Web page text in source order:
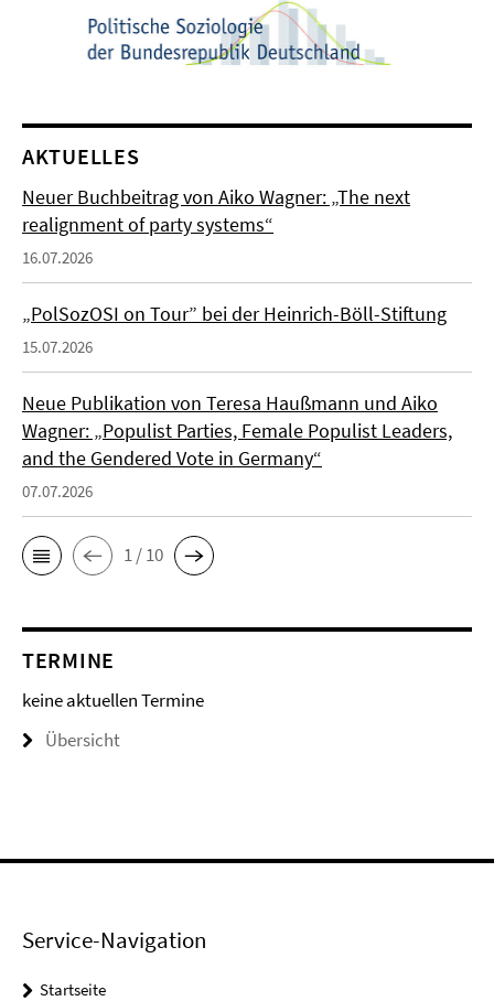
AKTUELLES
Neuer Buchbeitrag von Aiko Wagner: „The next
realignment of party systems“
16.07.2026
„PolSozOSI on Tour” bei der Heinrich-Böll-Stiftung
15.07.2026
Neue Publikation von Teresa Haußmann und Aiko
Wagner: „Populist Parties, Female Populist Leaders,
and the Gendered Vote in Germany“
07.07.2026
1 / 10
TERMINE
keine aktuellen Termine
Übersicht
Service-Navigation
Startseite